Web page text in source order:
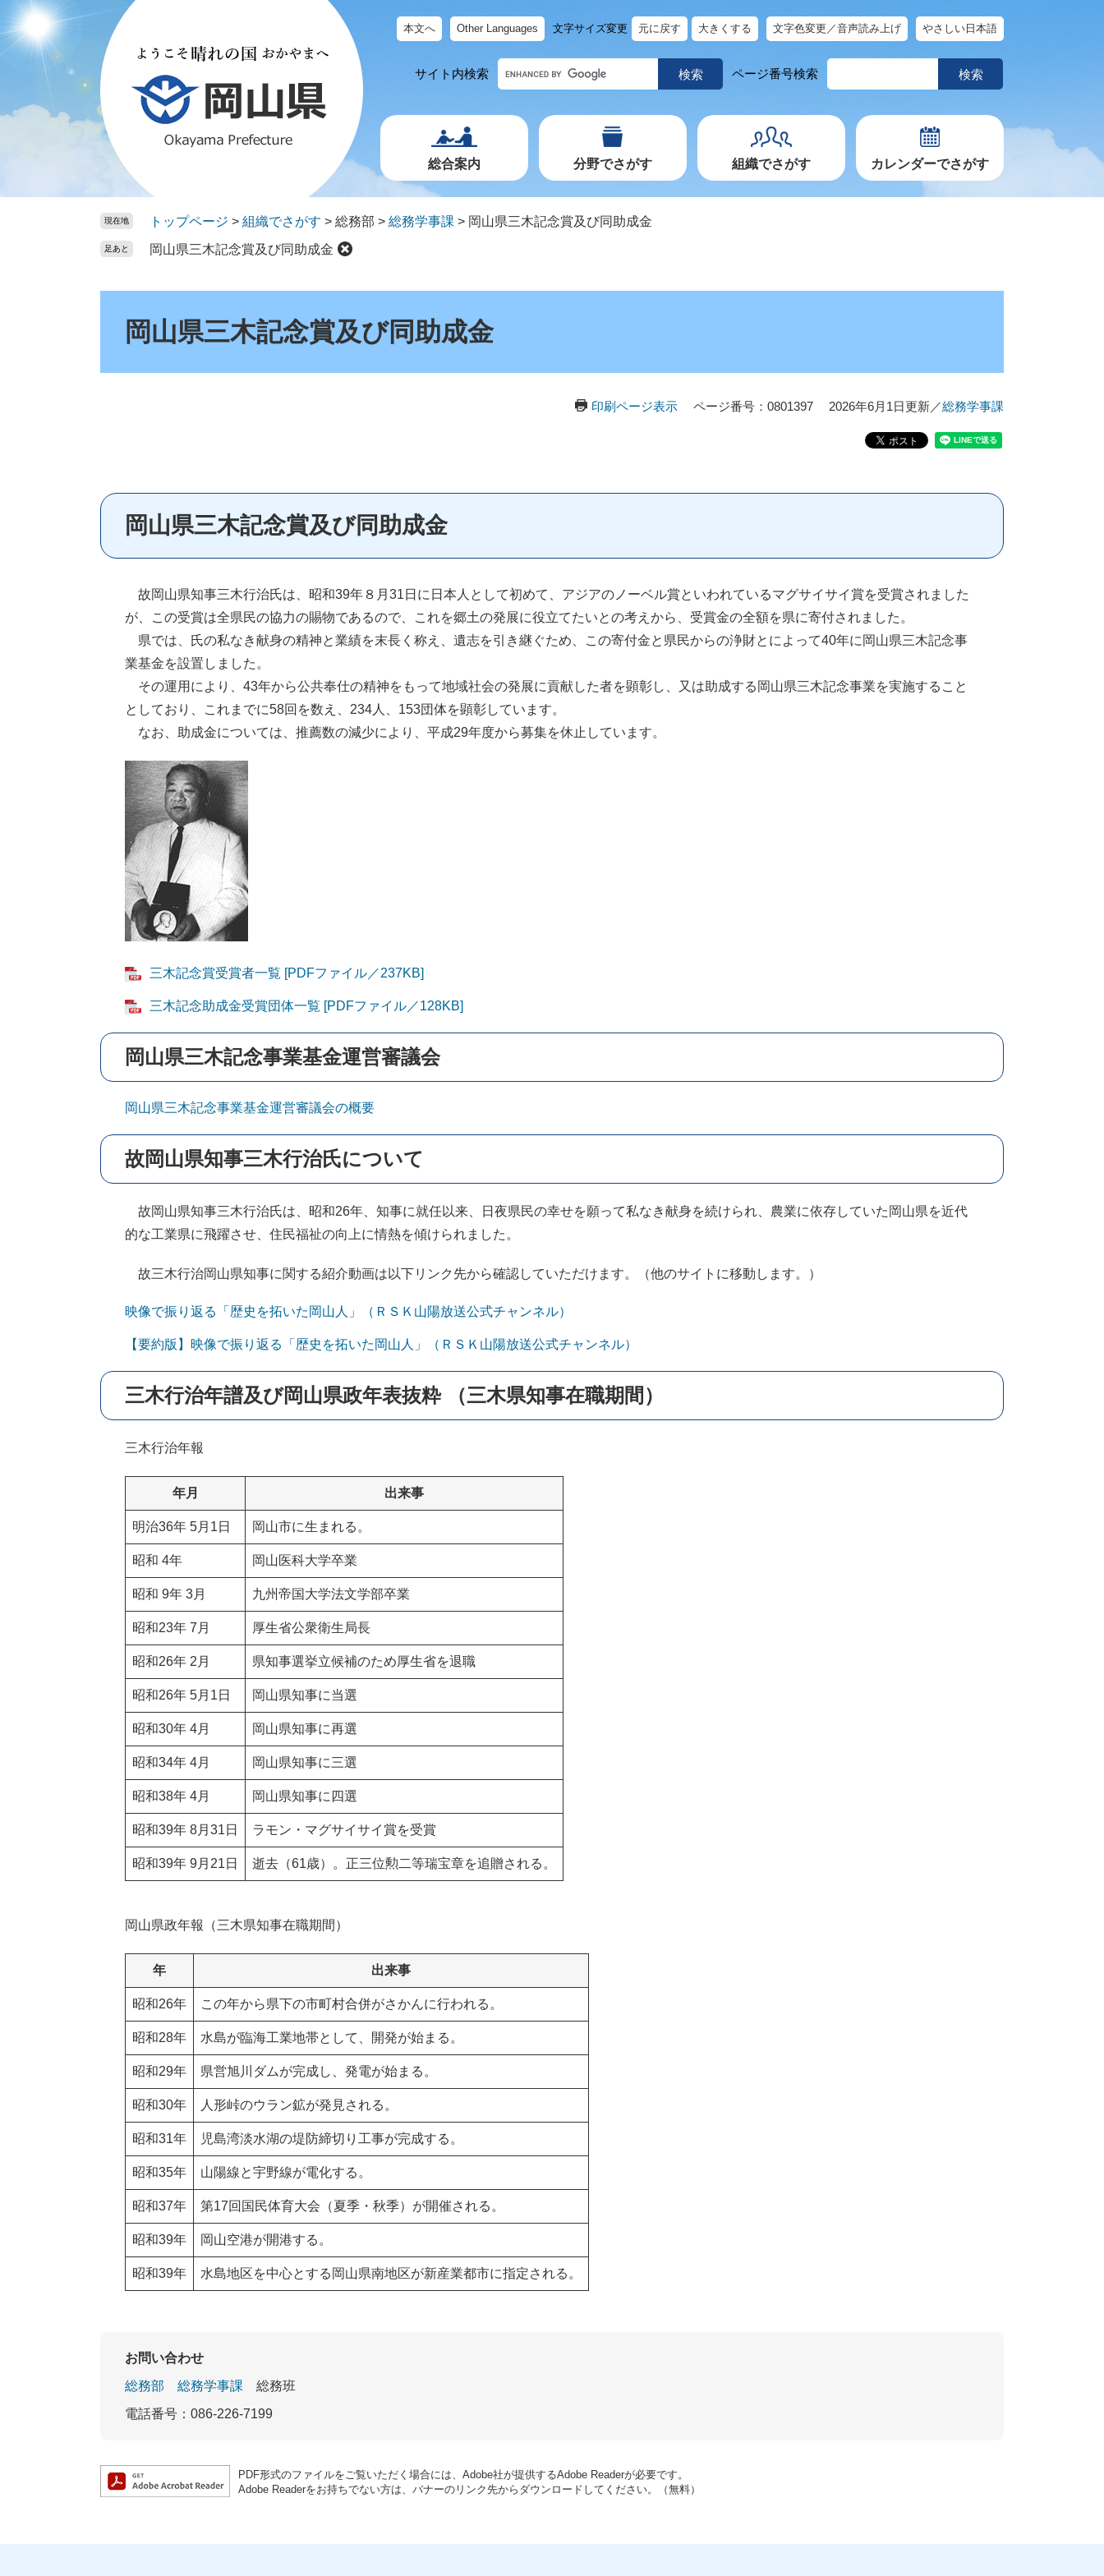
ー
ジ
ニ
ュ
本文へ Other Languages 文字サイズ変更 元に戻す 大きくする 文字色変更／音声読み上げ やさしい日本語
サイト内検索
キ
ー
ワ
ド
ページ番号検索
ペ
ジ
号
総合案内 分野でさがす 組織でさがす カレンダーでさがす
現在地 トップページ > 組織でさがす > 総務部 > 総務学事課 > 岡山県三木記念賞及び同助成金
足あと 岡山県三木記念賞及び同助成金
岡山県三木記念賞及び同助成金
印刷ページ表示 ページ番号：0801397 2026年6月1日更新／総務学事課
岡山県三木記念賞及び同助成金
故岡山県知事三木行治氏は、昭和39年８月31日に日本人として初めて、アジアのノーベル賞といわれているマグサイサイ賞を受賞されました
が、この受賞は全県民の協力の賜物であるので、これを郷土の発展に役立てたいとの考えから、受賞金の全額を県に寄付されました。
県では、氏の私なき献身の精神と業績を末長く称え、遺志を引き継ぐため、この寄付金と県民からの浄財とによって40年に岡山県三木記念事
業基金を設置しました。
その運用により、43年から公共奉仕の精神をもって地域社会の発展に貢献した者を顕彰し、又は助成する岡山県三木記念事業を実施すること
としており、これまでに58回を数え、234人、153団体を顕彰しています。
なお、助成金については、推薦数の減少により、平成29年度から募集を休止しています。
三木記念賞受賞者一覧 [PDFファイル／237KB]
三木記念助成金受賞団体一覧 [PDFファイル／128KB]
岡山県三木記念事業基金運営審議会
岡山県三木記念事業基金運営審議会の概要
故岡山県知事三木行治氏について
故岡山県知事三木行治氏は、昭和26年、知事に就任以来、日夜県民の幸せを願って私なき献身を続けられ、農業に依存していた岡山県を近代
的な工業県に飛躍させ、住民福祉の向上に情熱を傾けられました。
故三木行治岡山県知事に関する紹介動画は以下リンク先から確認していただけます。（他のサイトに移動します。）
映像で振り返る「歴史を拓いた岡山人」（ＲＳＫ山陽放送公式チャンネル）
【要約版】映像で振り返る「歴史を拓いた岡山人」（ＲＳＫ山陽放送公式チャンネル）
三木行治年譜及び岡山県政年表抜粋 （三木県知事在職期間）
三木行治年報
年月 出来事
明治36年 5月1日 岡山市に生まれる。
昭和 4年 岡山医科大学卒業
昭和 9年 3月 九州帝国大学法文学部卒業
昭和23年 7月 厚生省公衆衛生局長
昭和26年 2月 県知事選挙立候補のため厚生省を退職
昭和26年 5月1日 岡山県知事に当選
昭和30年 4月 岡山県知事に再選
昭和34年 4月 岡山県知事に三選
昭和38年 4月 岡山県知事に四選
昭和39年 8月31日 ラモン・マグサイサイ賞を受賞
昭和39年 9月21日 逝去（61歳）。正三位勲二等瑞宝章を追贈される。
岡山県政年報（三木県知事在職期間）
年 出来事
昭和26年 この年から県下の市町村合併がさかんに行われる。
昭和28年 水島が臨海工業地帯として、開発が始まる。
昭和29年 県営旭川ダムが完成し、発電が始まる。
昭和30年 人形峠のウラン鉱が発見される。
昭和31年 児島湾淡水湖の堤防締切り工事が完成する。
昭和35年 山陽線と宇野線が電化する。
昭和37年 第17回国民体育大会（夏季・秋季）が開催される。
昭和39年 岡山空港が開港する。
昭和39年 水島地区を中心とする岡山県南地区が新産業都市に指定される。
お問い合わせ
総務部
総務学事課
総務班
電話番号：086-226-7199
PDF形式のファイルをご覧いただく場合には、Adobe社が提供するAdobe Readerが必要です。
Adobe Readerをお持ちでない方は、バナーのリンク先からダウンロードしてください。（無料）